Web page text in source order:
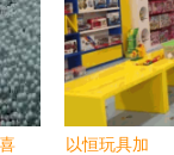
以恒玩具加